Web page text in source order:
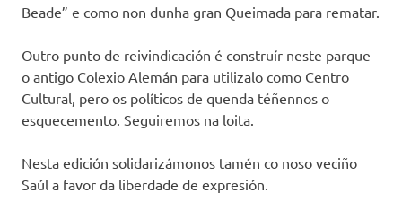
Beade” e como non dunha gran Queimada para rematar.
Outro punto de reivindicación é construír neste parque
o antigo Colexio Alemán para utilizalo como Centro
Cultural, pero os políticos de quenda téñennos o
esquecemento. Seguiremos na loita.
Nesta edición solidarizámonos tamén co noso veciño
Saúl a favor da liberdade de expresión.